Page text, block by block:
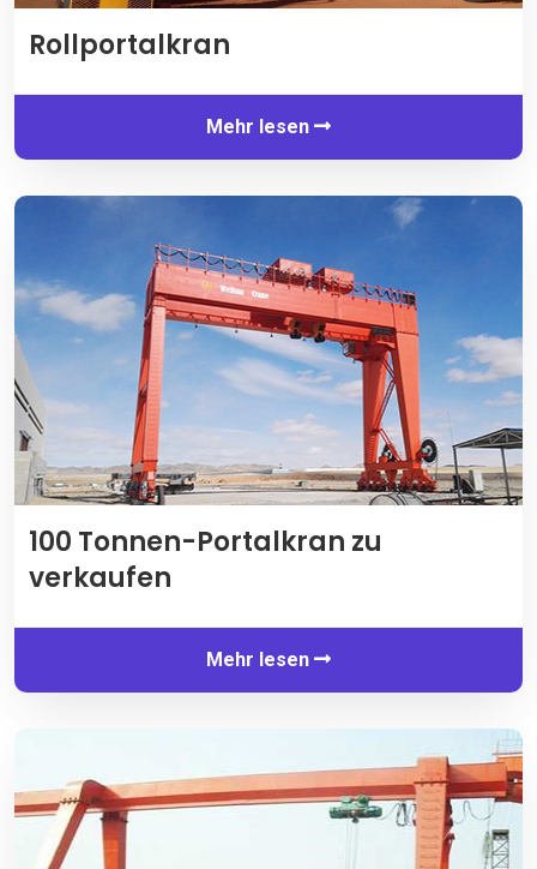
Rollportalkran
Mehr lesen
100 Tonnen-Portalkran zu
verkaufen
Mehr lesen